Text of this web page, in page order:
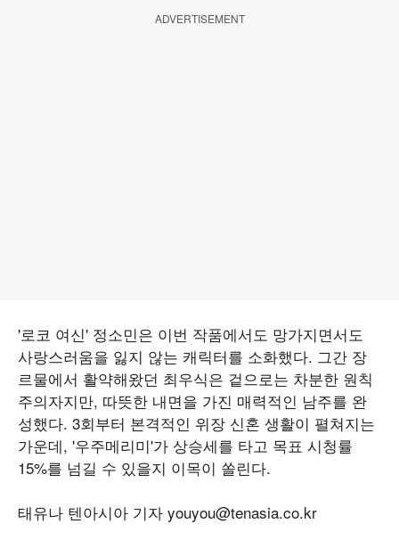
ADVERTISEMENT
'로코 여신' 정소민은 이번 작품에서도 망가지면서도
사랑스러움을 잃지 않는 캐릭터를 소화했다. 그간 장
르물에서 활약해왔던 최우식은 겉으로는 차분한 원칙
주의자지만, 따뜻한 내면을 가진 매력적인 남주를 완
성했다. 3회부터 본격적인 위장 신혼 생활이 펼쳐지는
가운데, '우주메리미'가 상승세를 타고 목표 시청률
15%를 넘길 수 있을지 이목이 쏠린다.
태유나 텐아시아 기자 youyou@tenasia.co.kr